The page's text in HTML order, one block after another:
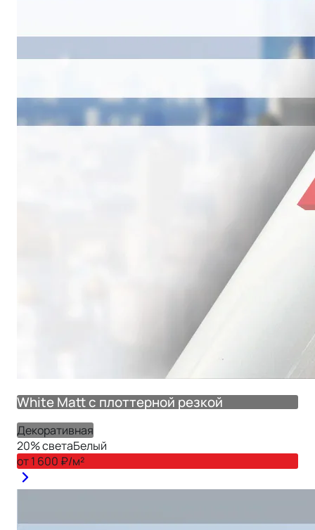
White Matt с плоттерной резкой
Декоративная
20% светаБелый
от1 600 ₽/м²